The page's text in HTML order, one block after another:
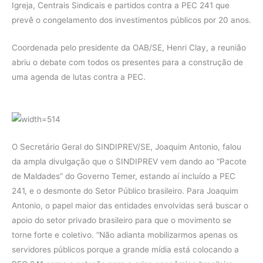
Igreja, Centrais Sindicais e partidos contra a PEC 241 que
prevê o congelamento dos investimentos públicos por 20 anos.
Coordenada pelo presidente da OAB/SE, Henri Clay, a reunião
abriu o debate com todos os presentes para a construção de
uma agenda de lutas contra a PEC.
O Secretário Geral do SINDIPREV/SE, Joaquim Antonio, falou
da ampla divulgação que o SINDIPREV vem dando ao “Pacote
de Maldades” do Governo Temer, estando aí incluído a PEC
241, e o desmonte do Setor Público brasileiro. Para Joaquim
Antonio, o papel maior das entidades envolvidas será buscar o
apoio do setor privado brasileiro para que o movimento se
torne forte e coletivo. “Não adianta mobilizarmos apenas os
servidores públicos porque a grande mídia está colocando a